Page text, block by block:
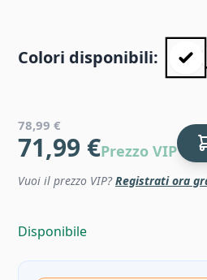
Colori disponibili:
78,99 €
71,99 €Prezzo VIP
Vuoi il prezzo VIP?Registrati ora
Disponibile